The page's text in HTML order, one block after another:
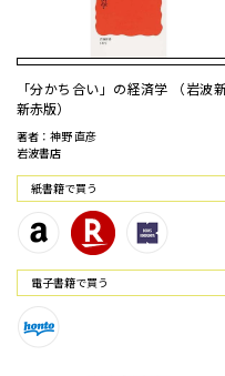
「分かち合い」の経済学 （岩波
新赤版）
著者：神野 直彦
岩波書店
紙書籍で買う
電⼦書籍で買う